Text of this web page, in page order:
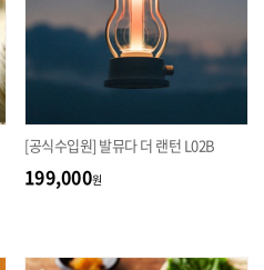
[공식수입원] 발뮤다 더 랜턴 L02B
199,000원